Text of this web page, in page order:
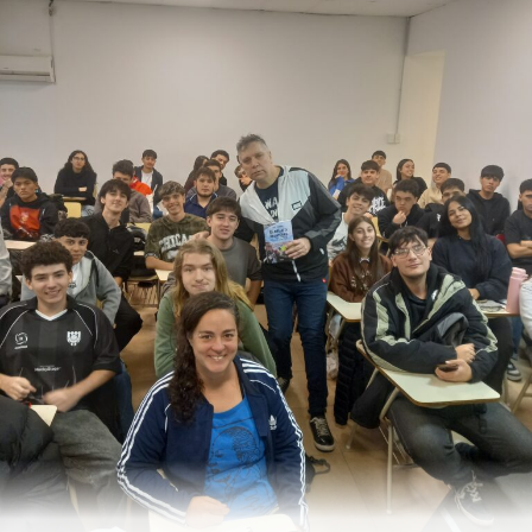
Como todos sabemos, el contexto socio-económico de
la Argentina durante el aislamiento obligatorio debido
al COVID-19 fue muy duro. Pero desde ETER
contuvieron a los estudiantes para que continuaran sus
carreras. “Si bien hubo algunos desertores, a quienes
continuaron se les brindó la posibilidad de prestarles
una computadora. Se dieron 60 equipos con monitor,
para nosotros fue un honor poder ayudarlos”.
Superar obstáculos
¿Cómo producir un video por zoom? La planificación,
los planos, las cámaras son difíciles de plasmar durante
una pandemia. Verónica Rosales, profesora de
Producción Audiovisual en ETER, explicó cuáles fueron
los obstáculos que tuvo que superar para que sus
alumnos pudieran llevar a cabo los trabajos prácticos
propios de la materia: “Fue un desafío muy difícil, pero